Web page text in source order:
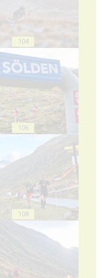
104
106
108